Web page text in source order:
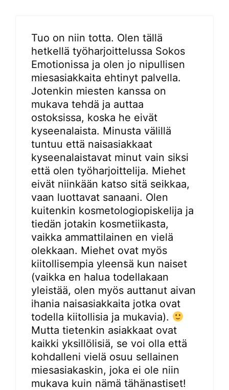
Tuo on niin totta. Olen tällä
hetkellä työharjoittelussa Sokos
Emotionissa ja olen jo nipullisen
miesasiakkaita ehtinyt palvella.
Jotenkin miesten kanssa on
mukava tehdä ja auttaa
ostoksissa, koska he eivät
kyseenalaista. Minusta välillä
tuntuu että naisasiakkaat
kyseenalaistavat minut vain siksi
että olen työharjoittelija. Miehet
eivät niinkään katso sitä seikkaa,
vaan luottavat sanaani. Olen
kuitenkin kosmetologiopiskelija ja
tiedän jotakin kosmetiikasta,
vaikka ammattilainen en vielä
olekkaan. Miehet ovat myös
kiitollisempia yleensä kun naiset
(vaikka en halua todellakaan
yleistää, olen myös auttanut aivan
ihania naisasiakkaita jotka ovat
todella kiitollisia ja mukavia).
Mutta tietenkin asiakkaat ovat
kaikki yksillölisiä, se voi olla että
kohdalleni vielä osuu sellainen
miesasiakaskin, joka ei ole niin
mukava kuin nämä tähänastiset!